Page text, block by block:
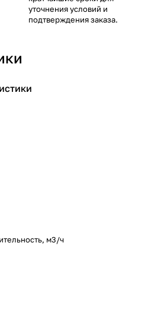
уточнения условий и
подтверждения заказа.
м3/ч